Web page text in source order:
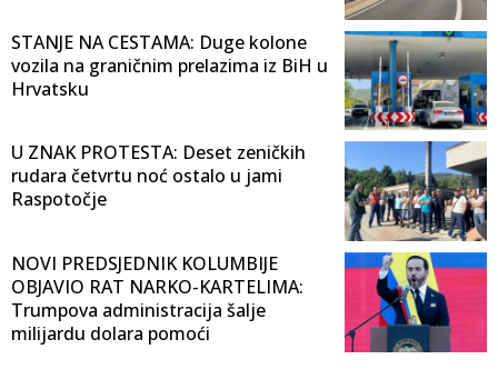
STANJE NA CESTAMA: Duge kolone
vozila na graničnim prelazima iz BiH u
Hrvatsku
U ZNAK PROTESTA: Deset zeničkih
rudara četvrtu noć ostalo u jami
Raspotočje
NOVI PREDSJEDNIK KOLUMBIJE
OBJAVIO RAT NARKO-KARTELIMA:
Trumpova administracija šalje
milijardu dolara pomoći